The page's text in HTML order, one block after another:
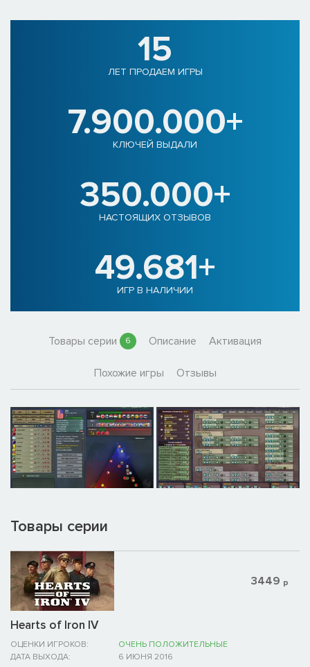
15
ЛЕТ ПРОДАЕМ ИГРЫ
7.900.000+
КЛЮЧЕЙ ВЫДАЛИ
350.000+
НАСТОЯЩИХ ОТЗЫВОВ
49.681+
ИГР В НАЛИЧИИ
Товары серии 6 Описание Активация
Похожие игры Отзывы
Товары серии
Hearts of Iron IV
ОЦЕНКИ ИГРОКОВ:
ОЧЕНЬ ПОЛОЖИТЕЛЬНЫЕ
ДАТА ВЫХОДА:
6 ИЮНЯ 2016
3449 р